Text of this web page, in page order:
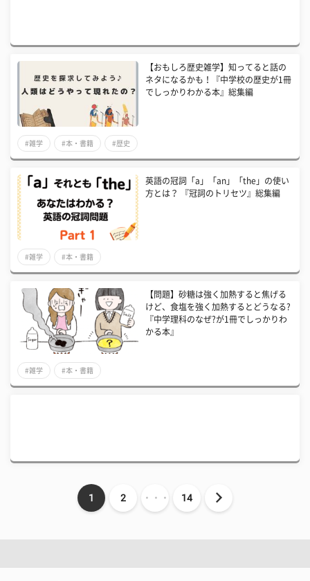
【おもしろ歴史雑学】知ってると話の
ネタになるかも！『中学校の歴史が1冊
でしっかりわかる本』総集編
#雑学 #本・書籍 #歴史
英語の冠詞「a」「an」「the」の使い
方とは？ 『冠詞のトリセツ』総集編
#雑学 #本・書籍
【問題】砂糖は強く加熱すると焦げる
けど、食塩を強く加熱するとどうなる?
『中学理科のなぜ?が1冊でしっかりわ
かる本』
#雑学 #本・書籍
1 2 ・・・ 14